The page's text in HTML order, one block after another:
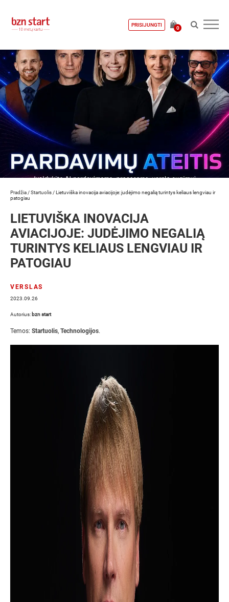
PRISIJUNGTI
0
Pradžia /Startuolis /Lietuviška inovacija aviacijoje: judėjimo negalią turintys keliaus lengviau ir
patogiau
LIETUVIŠKA INOVACIJA
AVIACIJOJE: JUDĖJIMO NEGALIĄ
TURINTYS KELIAUS LENGVIAU IR
PATOGIAU
VERSLAS
2023.09.26
Autorius: bzn start
Temos: Startuolis, Technologijos.